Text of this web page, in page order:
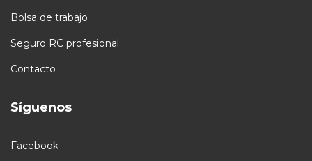
Bolsa de trabajo
Seguro RC profesional
Contacto
Síguenos
Facebook